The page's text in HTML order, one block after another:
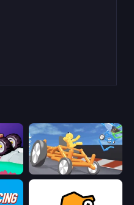
Draw Crash Race